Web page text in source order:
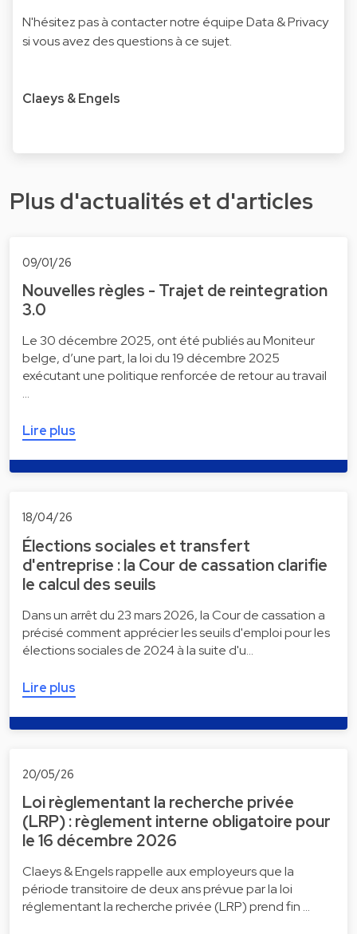
N'hésitez pas à contacter notre équipe Data & Privacy
si vous avez des questions à ce sujet.
Claeys & Engels
Plus d'actualités et d'articles
09/01/26
Nouvelles règles - Trajet de reintegration
3.0
Le 30 décembre 2025, ont été publiés au Moniteur
belge, d’une part, la loi du 19 décembre 2025
exécutant une politique renforcée de retour au travail
…
Lire plus
18/04/26
Élections sociales et transfert
d'entreprise : la Cour de cassation clarifie
le calcul des seuils
Dans un arrêt du 23 mars 2026, la Cour de cassation a
précisé comment apprécier les seuils d'emploi pour les
élections sociales de 2024 à la suite d'u…
Lire plus
20/05/26
Loi règlementant la recherche privée
(LRP) : règlement interne obligatoire pour
le 16 décembre 2026
Claeys & Engels rappelle aux employeurs que la
période transitoire de deux ans prévue par la loi
réglementant la recherche privée (LRP) prend fin …